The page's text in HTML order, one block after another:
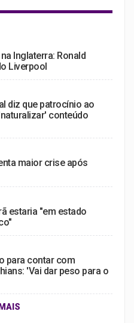
Inglaterra: Ronald
Liverpool
diz que patrocínio ao
conteúdo
maior crise após
estaria "em estado
para contar com
'Vai dar peso para o